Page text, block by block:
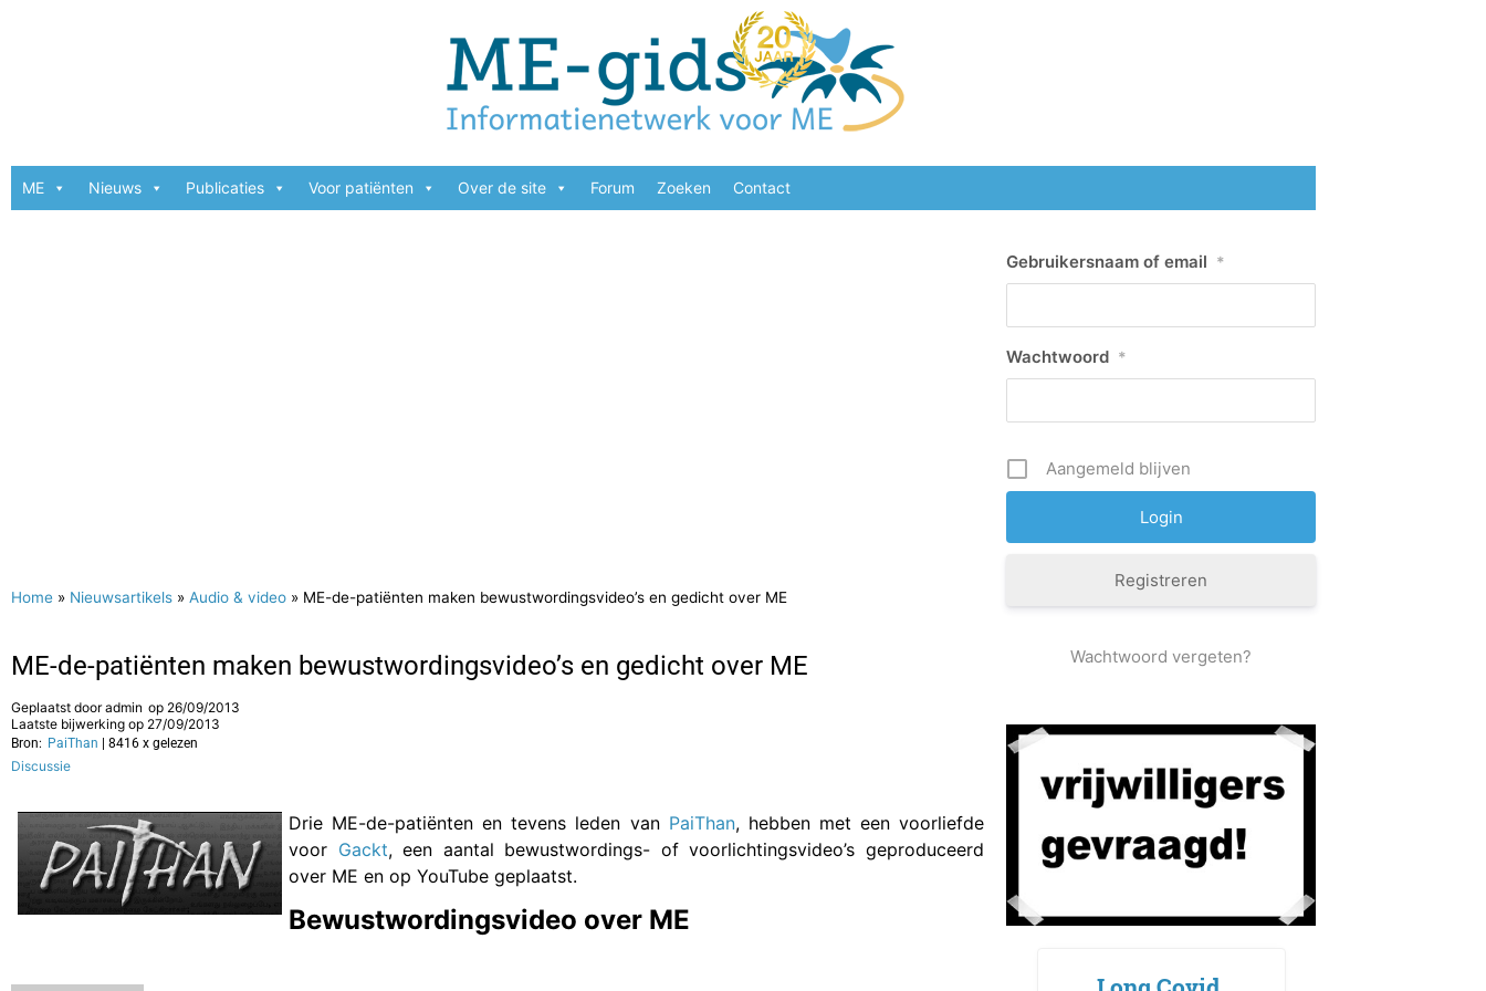
ME Nieuws Publicaties Voor patiënten Over de site Forum Zoeken Contact
Home » Nieuwsartikels » Audio & video » ME-de-patiënten maken bewustwordingsvideo’s en gedicht over ME
ME-de-patiënten maken bewustwordingsvideo’s en gedicht over ME
Geplaatst dooradmin op 26/09/2013
Laatste bijwerking op 27/09/2013
Bron: PaiThan | 8416 x gelezen
Discussie
Drie ME-de-patiënten en tevens leden van PaiThan, hebben met een voorliefde
voor Gackt, een aantal bewustwordings- of voorlichtingsvideo’s geproduceerd
over ME en op YouTube geplaatst.
Bewustwordingsvideo over ME
Gebruikersnaam of email *
Wachtwoord *
Aangemeld blijven
Registreren
Wachtwoord vergeten?